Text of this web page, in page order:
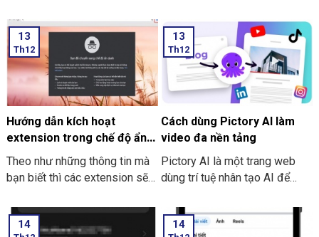
có thể ẩn thông tin này với các
thao tác đơn giản. Hãy cùng
THIÊN SƠN Computer tìm hiểu
cách làm sau nhé.
Sẽ có lúc bạn lỡ tay nhấn in
nhầm, nhấn nhầm file hay là lỡ
tay nhấn chọn in ra nhiều bản
hơn. Các thao tác hủy lệnh in ở
máy Brother là hủy, không cần
in thêm tài liệu tiếp nữa. Và
việc thực hiện hủy lệnh in là
điều tốt nhất nhằm tránh sự
lãng phí thời gian.
13
Th12
Hướng dẫn kích hoạt
extension trong chế độ ẩn
danh ở Google Chrome
Theo như những thông tin mà
bạn biết thì các extension sẽ
tab ẩn danh ở trên Google
Chrome. Trong bài viết này
13
Th12
Cách dùng Pictory AI làm
video đa nền tảng
Pictory AI là một trang web
dùng trí tuệ nhân tạo AI để
người sử dụng. Bạn có thể tiến
hành thực hiện làm video cho
14 14